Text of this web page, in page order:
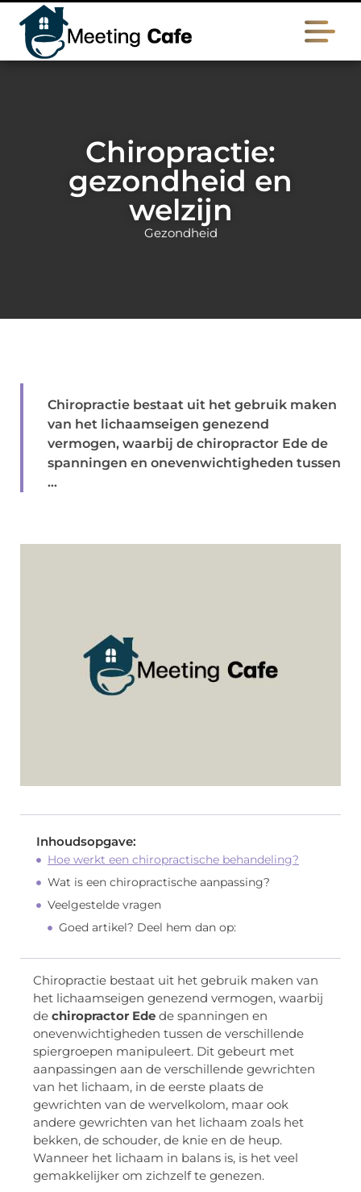
Chiropractie:
gezondheid en
welzijn
Gezondheid
Chiropractie bestaat uit het gebruik maken
van het lichaamseigen genezend
vermogen, waarbij de chiropractor Ede de
spanningen en onevenwichtigheden tussen
...
Inhoudsopgave:
Hoe werkt een chiropractische behandeling?
Wat is een chiropractische aanpassing?
Veelgestelde vragen
Goed artikel? Deel hem dan op:
Chiropractie bestaat uit het gebruik maken van
het lichaamseigen genezend vermogen, waarbij
de chiropractor Ede de spanningen en
onevenwichtigheden tussen de verschillende
spiergroepen manipuleert. Dit gebeurt met
aanpassingen aan de verschillende gewrichten
van het lichaam, in de eerste plaats de
gewrichten van de wervelkolom, maar ook
andere gewrichten van het lichaam zoals het
bekken, de schouder, de knie en de heup.
Wanneer het lichaam in balans is, is het veel
gemakkelijker om zichzelf te genezen.